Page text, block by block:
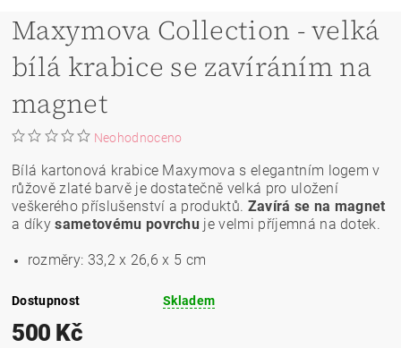
Maxymova Collection - velká
bílá krabice se zavíráním na
magnet
Neohodnoceno
Bílá kartonová krabice Maxymova s elegantním logem v
růžově zlaté barvě je dostatečně velká pro uložení
veškerého příslušenství a produktů. Zavírá se na magnet
a díkysametovému povrchu je velmi příjemná na dotek.
rozměry: 33,2 x 26,6 x 5 cm
Dostupnost Skladem
500 Kč